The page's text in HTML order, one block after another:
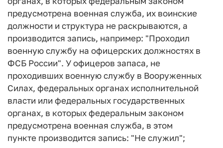
предусмотрена военная служба, их воинские
должности и структура не раскрываются, а
производится запись, например: "Проходил
военную службу на офицерских должностях в
ФСБ России". У офицеров запаса, не
проходивших военную службу в Вооруженных
Силах, федеральных органах исполнительной
власти или федеральных государственных
органах, в которых федеральным законом
предусмотрена военная служба, в этом
пункте производится запись: "Не служил";